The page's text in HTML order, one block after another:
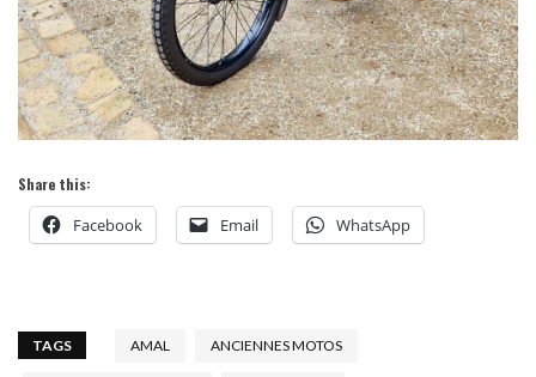
Share this:
Facebook Email WhatsApp
TAGS AMAL ANCIENNES MOTOS